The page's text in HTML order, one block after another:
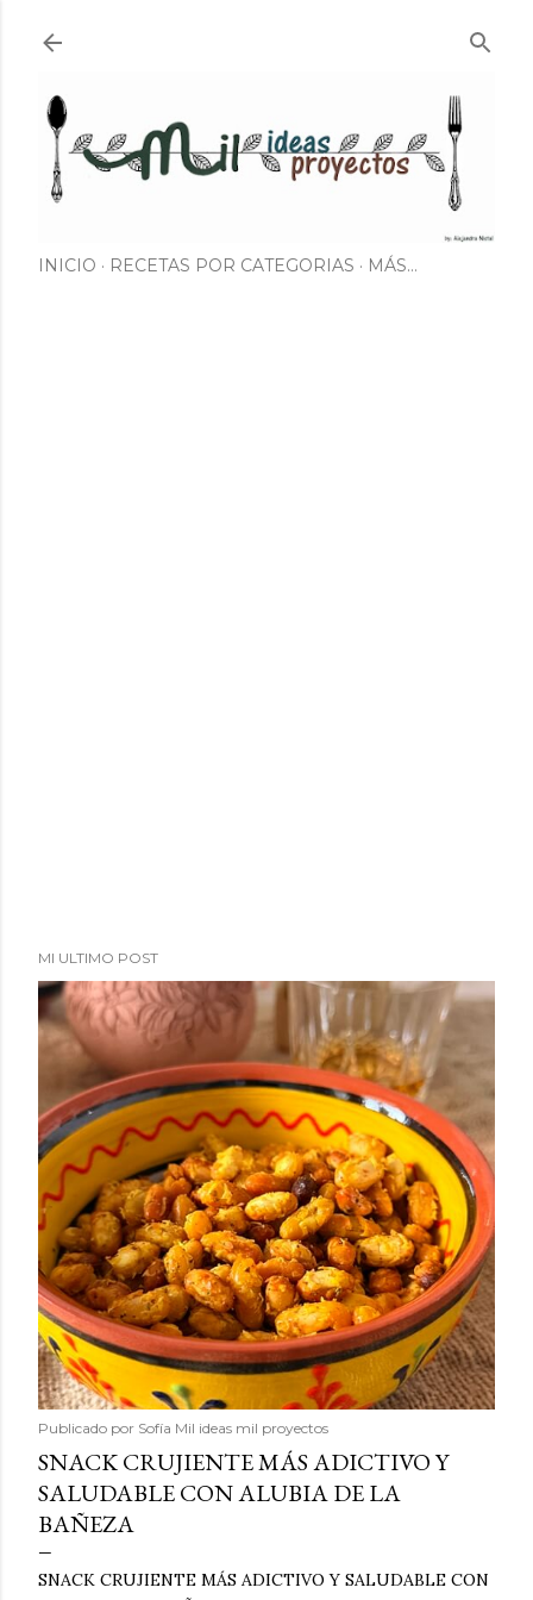
INICIO RECETAS POR CATEGORIAS MÁS…
MI ULTIMO POST
Publicado por Sofía Mil ideas mil proyectos
SNACK CRUJIENTE MÁS ADICTIVO Y
SALUDABLE CON ALUBIA DE LA
BAÑEZA
SNACK CRUJIENTE MÁS ADICTIVO Y SALUDABLE CON